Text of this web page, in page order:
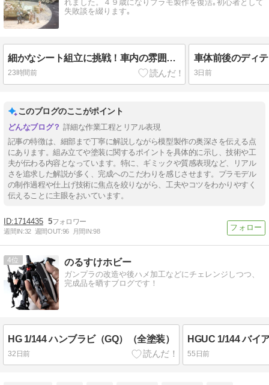
れました。４９歳になりプラモ製作を復活｡初心者として
失敗談を綴ります｡
細かなシート組立に挑戦！車内の雰囲気が見えてきました
23時間前 3日前
このブログのここがポイント
詳細な作業工程とリアル表現
記事の特徴は、細部まで丁寧に解説しながら模型製作の奥深さを伝える点
にあります。組み立てや塗装に関するポイントを具体的に示し、技術や工
夫が伝わる内容となっています。特に、ギミックや質感表現など、リアル
さを追求した解説が多く、完成へのこだわりを感じさせます。プラモデル
の制作過程や仕上げ技術に焦点を絞りながら、工夫やコツをわかりやすく
伝えることに主眼をおいています。
1714435 5
週間IN:32 週間OUT:96 月間IN:98
4 のるすけホビー
ガンプラの改造や後ハメ加工などにチェレンジしつつ、
完成品を晒すブログです！
HG 1/144 ハンブラビ（GQ）（全塗装）
32日前
HGUC 1/144 バイ
55日前